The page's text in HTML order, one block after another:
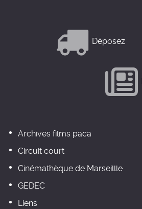
Déposez
Archives films paca
Circuit court
Cinémathèque de Marseillle
GEDEC
Liens